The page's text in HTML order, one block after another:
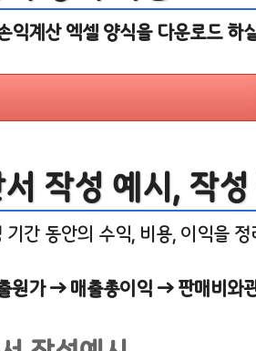
익계산 엑셀 양식을 다운로드 하
작성 예시, 작
간 동안의 수익, 비용, 이익을
원가 → 매출총이익 → 판매비와